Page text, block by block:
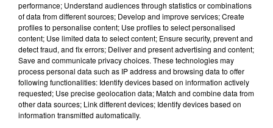
22 juillet 2026
Toulouse : circulation perturbée dans le
secteur François Verdier...
performance; Understand audiences through statistics or combinations
of data from different sources; Develop and improve services; Create
profiles to personalise content; Use profiles to select personalised
content; Use limited data to select content; Ensure security, prevent and
detect fraud, and fix errors; Deliver and present advertising and content;
Save and communicate privacy choices. These technologies may
process personal data such as IP address and browsing data to offer
following functionalities: Identify devices based on information actively
requested; Use precise geolocation data; Match and combine data from
other data sources; Link different devices; Identify devices based on
information transmitted automatically.